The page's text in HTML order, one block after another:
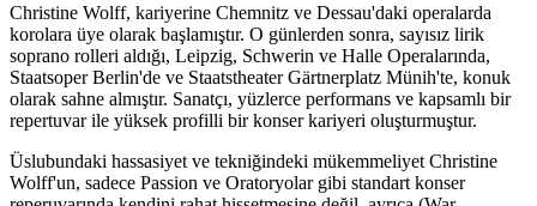
Christine Wolff, kariyerine Chemnitz ve Dessau'daki operalarda
korolara üye olarak başlamıştır. O günlerden sonra, sayısız lirik
soprano rolleri aldığı, Leipzig, Schwerin ve Halle Operalarında,
Staatsoper Berlin'de ve Staatstheater Gärtnerplatz Münih'te, konuk
olarak sahne almıştır. Sanatçı, yüzlerce performans ve kapsamlı bir
repertuvar ile yüksek profilli bir konser kariyeri oluşturmuştur.
Üslubundaki hassasiyet ve tekniğindeki mükemmeliyet Christine
Wolff'un, sadece Passion ve Oratoryolar gibi standart konser